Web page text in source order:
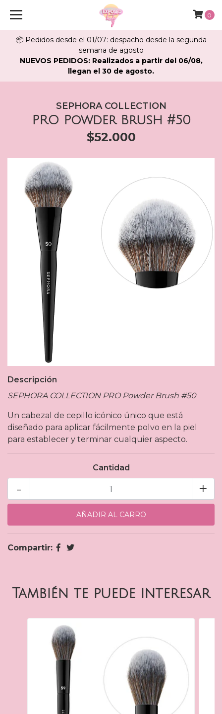
📦 Pedidos desde el 01/07: despacho desde la segunda
semana de agosto
NUEVOS PEDIDOS: Realizados a partir del 06/08,
llegan el 30 de agosto.
0
SEPHORA COLLECTION
PRO Powder Brush #50
$52.000
Descripción
SEPHORA COLLECTION PRO Powder Brush #50
Un cabezal de cepillo icónico único que está
diseñado para aplicar fácilmente polvo en la piel
para establecer y terminar cualquier aspecto.
Cantidad
+
-
Compartir:
También te puede interesar